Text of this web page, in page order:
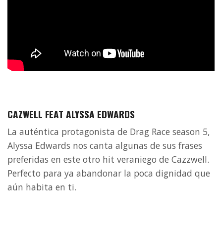
CAZWELL FEAT ALYSSA EDWARDS
La auténtica protagonista de Drag Race season 5,
Alyssa Edwards nos canta algunas de sus frases
preferidas en este otro hit veraniego de Cazzwell.
Perfecto para ya abandonar la poca dignidad que
aún habita en ti.